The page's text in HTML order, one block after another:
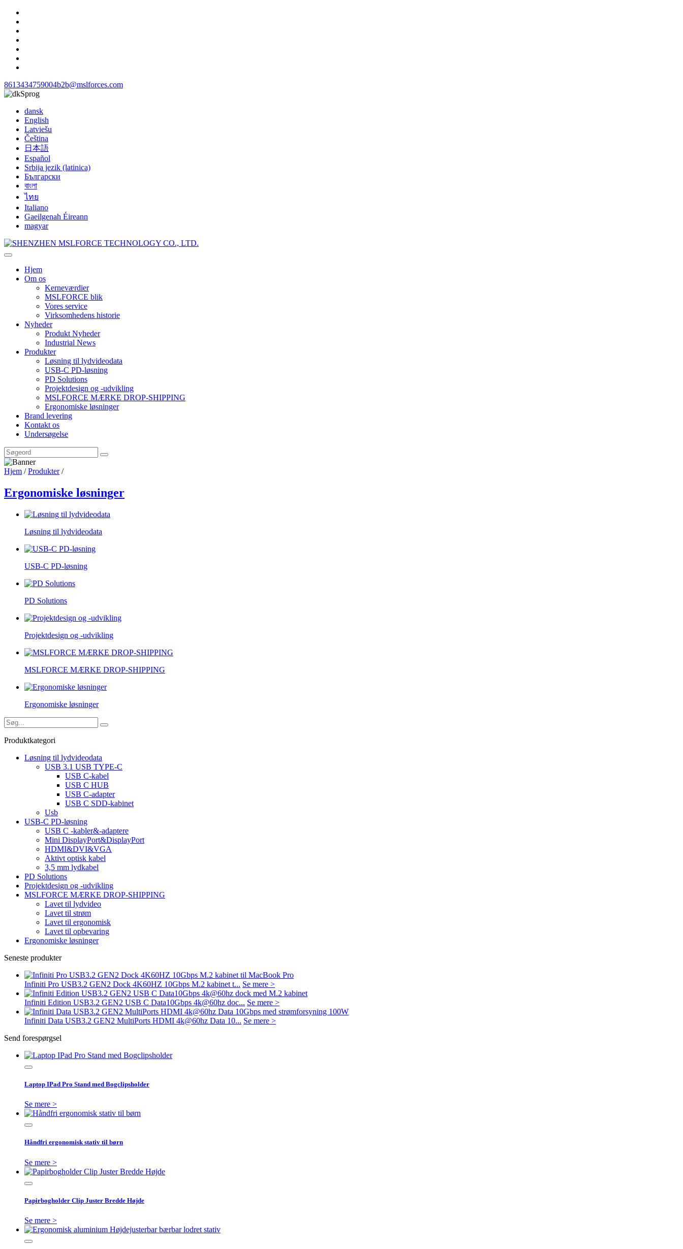
8613434759004b2b@mslforces.com
Sprog
dansk
English
Latviešu
Čeština
日本語
Español
Srbija jezik (latinica)
Български
বাংলা
ไทย
Italiano
Gaeilgenah Éireann
magyar
Hjem
Om os
Kerneværdier
MSLFORCE blik
Vores service
Virksomhedens historie
Nyheder
Produkt Nyheder
Industrial News
Produkter
Løsning til lydvideodata
USB-C PD-løsning
PD Solutions
Projektdesign og -udvikling
MSLFORCE MÆRKE DROP-SHIPPING
Ergonomiske løsninger
Brand levering
Kontakt os
Undersøgelse
Hjem /Produkter/
Ergonomiske løsninger
Løsning til lydvideodata
USB-C PD-løsning
PD Solutions
Projektdesign og -udvikling
MSLFORCE MÆRKE DROP-SHIPPING
Ergonomiske løsninger
Produktkategori
Løsning til lydvideodata
USB 3.1 USB TYPE-C
USB C-kabel
USB C HUB
USB C-adapter
USB C SDD-kabinet
Usb
USB-C PD-løsning
USB C -kabler&-adaptere
Mini DisplayPort&DisplayPort
HDMI&DVI&VGA
Aktivt optisk kabel
3,5 mm lydkabel
PD Solutions
Projektdesign og -udvikling
MSLFORCE MÆRKE DROP-SHIPPING
Lavet til lydvideo
Lavet til strøm
Lavet til ergonomisk
Lavet til opbevaring
Ergonomiske løsninger
Seneste produkter
Infiniti Pro USB3.2 GEN2 Dock 4K60HZ 10Gbps M.2 kabinet t... Se mere >
Infiniti Edition USB3.2 GEN2 USB C Data10Gbps 4k@60hz doc... Se mere >
Infiniti Data USB3.2 GEN2 MultiPorts HDMI 4k@60hz Data 10... Se mere >
Send forespørgsel
Laptop IPad Pro Stand med Bogclipsholder
Se mere >
Håndfri ergonomisk stativ til børn
Se mere >
Papirbogholder Clip Juster Bredde Højde
Se mere >